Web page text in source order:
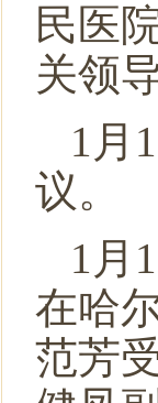
民医
关领
1月
议。
1月
在哈
范芳